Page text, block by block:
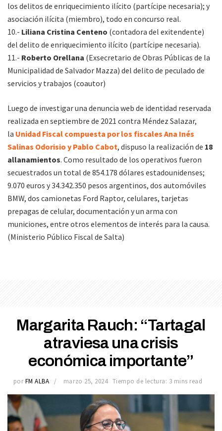
los delitos de enriquecimiento ilícito (partícipe necesaria); y
asociación ilícita (miembro), todo en concurso real.
10.- Liliana Cristina Centeno (contadora del exitendente)
del delito de enriquecimiento ilícito (partícipe necesaria).
11.- Roberto Orellana (Exsecretario de Obras Públicas de la
Municipalidad de Salvador Mazza) del delito de peculado de
servicios y trabajos (coautor)
Luego de investigar una denuncia web de identidad reservada
realizada en septiembre de 2021 contra Méndez Salazar,
la Unidad Fiscal compuesta por los fiscales Ana Inés
Salinas Odorisio y Pablo Cabot, dispuso la realización de 18
allanamientos. Como resultado de los operativos fueron
secuestrados un total de 854.178 dólares estadounidenses;
9.070 euros y 34.342.350 pesos argentinos, dos automóviles
BMW, dos camionetas Ford Raptor, celulares, tarjetas
prepagas de celular, documentación y un arma con
municiones, entre otros elementos de interés para la causa.
(Ministerio Público Fiscal de Salta)
Margarita Rauch: “Tartagal
atraviesa una crisis
económica importante”
por FM ALBA marzo 25, 2024 Tiempo de lectura: 3 mins read